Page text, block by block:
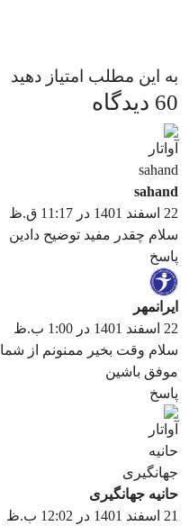
به این مطلب امتیاز دهید
60 دیدگاه
sahand
22 اسفند 1401 در 11:17 ق.ظ
سلام چقدر مفید توضیح دادین
پاسخ
ایرانمهر
22 اسفند 1401 در 1:00 ب.ظ
سلام وقت بخیر ممنونم از شما
موفق باشین
پاسخ
حانیه جهانگیری
21 اسفند 1401 در 12:02 ب.ظ